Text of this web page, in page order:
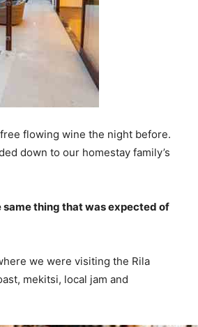
flowing wine the night before.
down to our homestay family’s
thing that was expected of
we were visiting the Rila
mekitsi, local jam and